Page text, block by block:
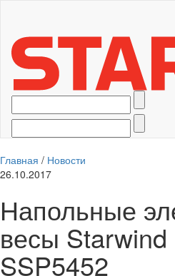
Главная / Новости
26.10.2017
Напольные
весы
SSP5452